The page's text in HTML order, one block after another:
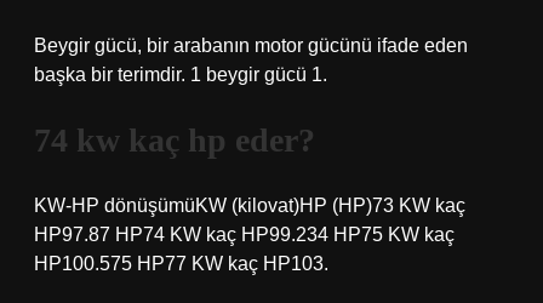
Beygir gücü, bir arabanın motor gücünü ifade eden
başka bir terimdir. 1 beygir gücü 1.
74 kw kaç hp eder?
KW-HP dönüşümüKW (kilovat)HP (HP)73 KW kaç
HP97.87 HP74 KW kaç HP99.234 HP75 KW kaç
HP100.575 HP77 KW kaç HP103.